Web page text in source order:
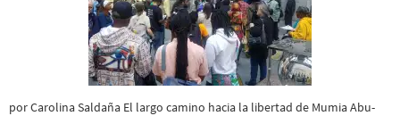
por Carolina Saldaña El largo camino hacia la libertad de Mumia Abu-